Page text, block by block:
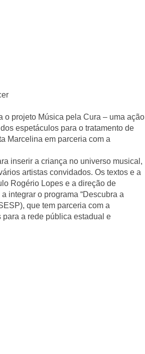
o projeto Música pela Cura – uma ação
espetáculos para o tratamento de
Marcelina em parceria com a
inserir a criança no universo musical,
artistas convidados. Os textos e a
Rogério Lopes e a direção de
integrar o programa “Descubra a
que tem parceria com a
a rede pública estadual e